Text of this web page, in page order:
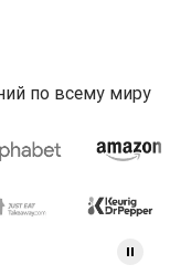
по всему миру